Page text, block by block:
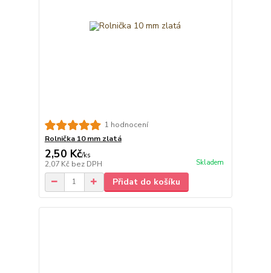
1 hodnocení
Rolnička 10 mm zlatá
2,50 Kč/ks
2,07 Kč bez DPH Skladem
Přidat do košíku